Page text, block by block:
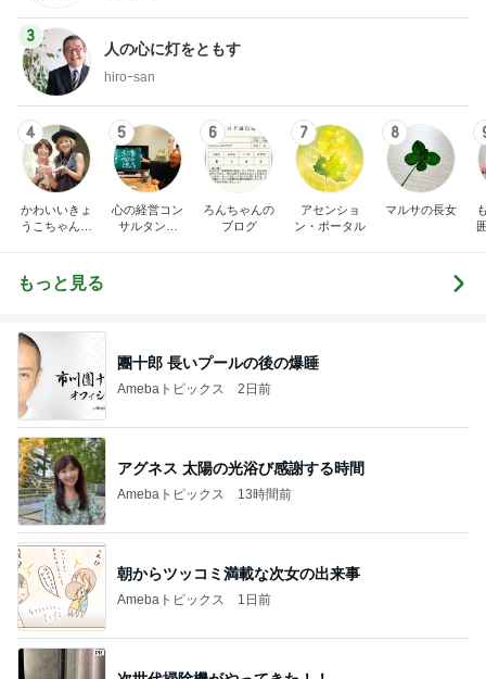
3
人の心に灯をともす
hiroｰsan
4
かわいいきょ
うこちゃんブ
5
心の経営コン
サルタント
6
ろんちゃんの
ブログ
7
アセンショ
ン・ポータル
8
マルサの長女
もっと見る
團十郎 長いプールの後の爆睡
Amebaトピックス 2日前
アグネス 太陽の光浴び感謝する時間
Amebaトピックス 13時間前
朝からツッコミ満載な次女の出来事
Amebaトピックス 1日前